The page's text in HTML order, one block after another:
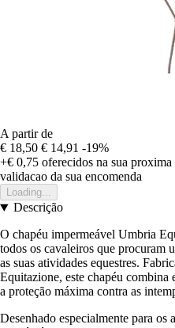
A partir de
€ 18,50 € 14,91 -19%
+€ 0,75 oferecidos na sua proxima
validacao da sua encomenda
Loading...
Descrição
O chapéu impermeável Umbria
todos os cavaleiros que procuram
as suas atividades equestres.
Equitazione, este chapéu
a proteção máxima contra as
Desenhado especialmente para os